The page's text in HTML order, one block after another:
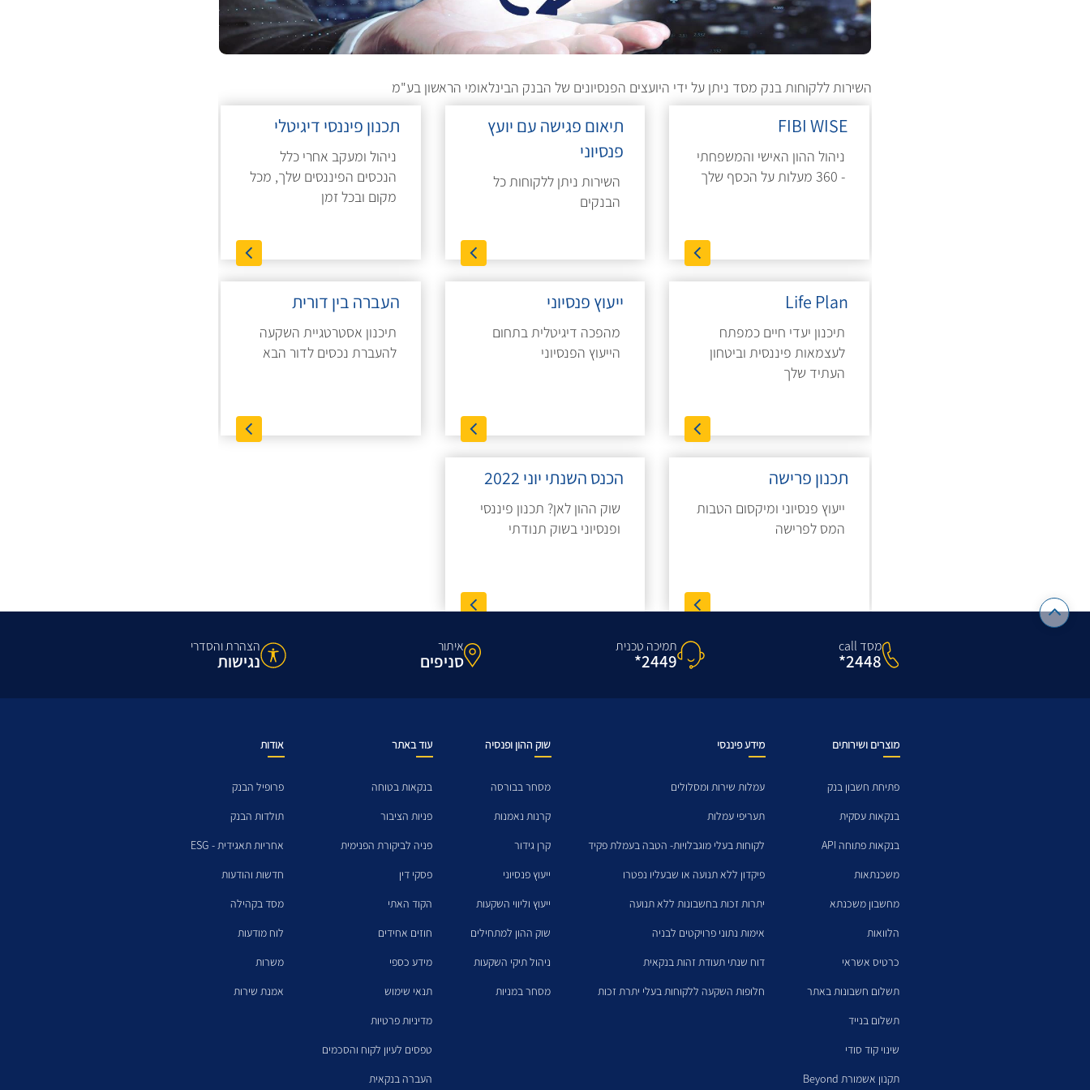
השירות ללקוחות בנק מסד ניתן על ידי היועצים הפנסיונים של הבנק הבינלאומי הראשון בע"מ
FIBI WISE
ניהול ההון האישי והמשפחתי
- 360 מעלות על הכסף שלך
תיאום פגישה עם יועץ
פנסיוני
השירות ניתן ללקוחות כל
הבנקים
תכנון פיננסי דיגיטלי
ניהול ומעקב אחרי כלל
הנכסים הפיננסים שלך, מכל
מקום ובכל זמן
Life Plan
תיכנון יעדי חיים כמפתח
לעצמאות פיננסית וביטחון
העתיד שלך
ייעוץ פנסיוני
מהפכה דיגיטלית בתחום
הייעוץ הפנסיוני
העברה בין דורית
תיכנון אסטרטגיית השקעה
להעברת נכסים לדור הבא
תכנון פרישה
ייעוץ פנסיוני ומיקסום הטבות
המס לפרישה
הכנס השנתי יוני 2022
שוק ההון לאן? תכנון פיננסי
ופנסיוני בשוק תנודתי
מסד call
2448*
תמיכה טכנית
2449*
איתור
סניפים
הצהרת והסדרי
נגישות
מוצרים ושירותים
פתיחת חשבון בנק
בנקאות עסקית
בנקאות פתוחה API
משכנתאות
מחשבון משכנתא
הלוואות
כרטיס אשראי
תשלום חשבונות באתר
תשלום בנייד
שינוי קוד סודי
תקנון אשמורת Beyond
מידע פיננסי
עמלות שירות ומסלולים
תעריפי עמלות
לקוחות בעלי מוגבלויות- הטבה בעמלת פקיד
פיקדון ללא תנועה או שבעליו נפטרו
יתרות זכות בחשבונות ללא תנועה
אימות נתוני פרויקטים לבניה
דוח שנתי תעודת זהות בנקאית
חלופות השקעה ללקוחות בעלי יתרת זכות
שוק ההון ופנסיה
מסחר בבורסה
קרנות נאמנות
קרן גידור
ייעוץ פנסיוני
ייעוץ וליווי השקעות
שוק ההון למתחילים
ניהול תיקי השקעות
מסחר במניות
עוד באתר
בנקאות בטוחה
פניות הציבור
פניה לביקורת הפנימית
פסקי דין
הקוד האתי
חוזים אחידים
מידע כספי
תנאי שימוש
מדיניות פרטיות
טפסים לעיון לקוח והסכמים
העברה בנקאית
אודות
פרופיל הבנק
תולדות הבנק
אחריות תאגידית - ESG
חדשות והודעות
מסד בקהילה
לוח מודעות
משרות
אמנת שירות